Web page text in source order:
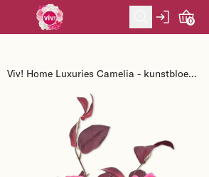
0
Viv! Home Luxuries Camelia - kunstbloem